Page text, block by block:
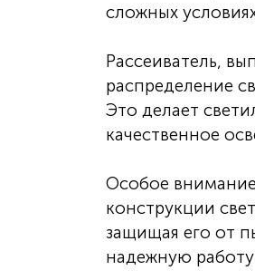
сложных
Рассеиватель,
распределение
Это делает
качественное
Особое
конструкции
защищая его от
надежную работу